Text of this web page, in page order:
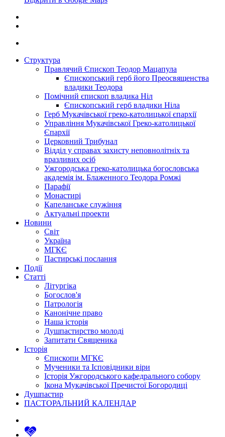
Структура
Правлячий Єпископ Теодор Мацапула
Єпископський герб його Преосвященства
владики Теодора
Помічний єпископ владика Ніл
Єпископський герб владики Ніла
Герб Мукачівської греко-католицької єпархії
Управління Мукачівської Греко-католицької
Єпархії
Церковний Трибунал
Відділ у справах захисту неповнолітніх та
вразливих осіб
Ужгородська греко-католицька богословська
академія ім. Блаженного Теодора Ромжі
Парафії
Монастирі
Капеланське служіння
Актуальні проекти
Новини
Світ
Україна
МГКЄ
Пастирські послання
Події
Статті
Літургіка
Богослов'я
Патрологія
Канонічне право
Наша історія
Душпастирство молоді
Запитати Священика
Історія
Єпископи МГКЄ
Мученики та Ісповідники віри
Історія Ужгородського кафедрального собору
Ікона Мукачівської Пречистої Богородиці
Душпастир
ПАСТОРАЛЬНИЙ КАЛЕНДАР